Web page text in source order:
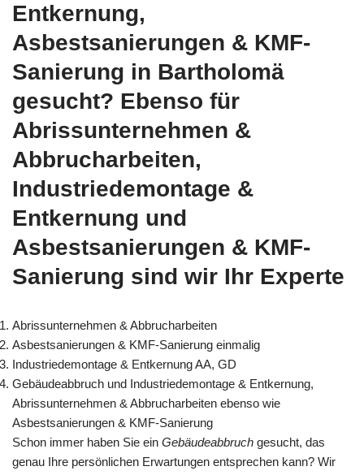
Entkernung,
Asbestsanierungen & KMF-
Sanierung in Bartholomä
gesucht? Ebenso für
Abrissunternehmen &
Abbrucharbeiten,
Industriedemontage &
Entkernung und
Asbestsanierungen & KMF-
Sanierung sind wir Ihr Experte
Abrissunternehmen & Abbrucharbeiten
Asbestsanierungen & KMF-Sanierung einmalig
Industriedemontage & Entkernung AA, GD
Gebäudeabbruch und Industriedemontage & Entkernung,
Abrissunternehmen & Abbrucharbeiten ebenso wie
Asbestsanierungen & KMF-Sanierung
Schon immer haben Sie ein Gebäudeabbruch gesucht, das
genau Ihre persönlichen Erwartungen entsprechen kann? Wir